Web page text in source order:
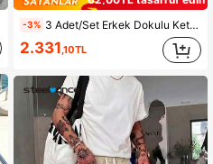
-3% 3 Adet/Set Erkek Dokulu Keten Uzun Pantolon, Tatil Stili, Rahat Nefes Alabilen Bol Düz Paça Plaj Günlük Pantolon Yaz/İlkbahar/Sonbahar İçin
2.331 ,10TL